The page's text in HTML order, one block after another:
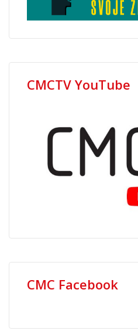
CMCTV YouTube
CMC Facebook